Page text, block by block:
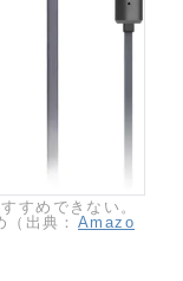
すめできない。
出典： Amazo